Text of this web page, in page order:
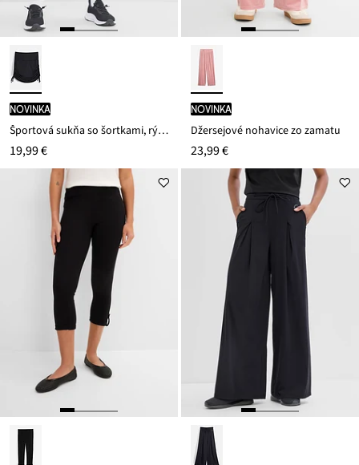
novinka
Športová sukňa so šortkami, rýchloschnúca
19,99 €
novinka
Džersejové nohavice zo zamatu
23,99 €